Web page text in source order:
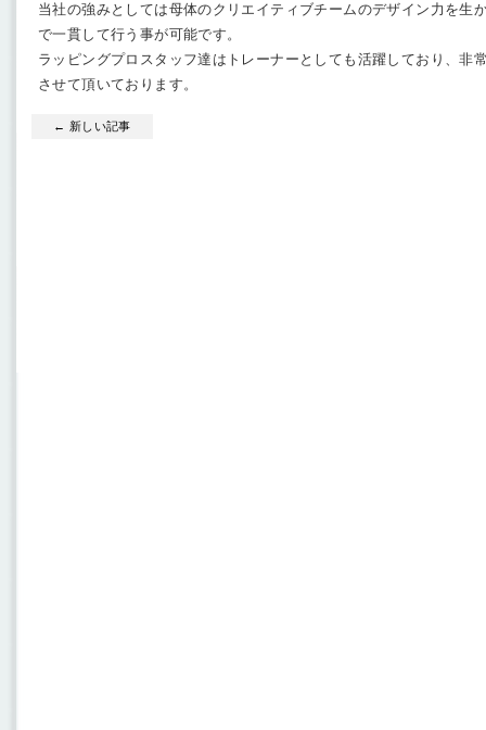
当社の強みとしては母体のクリエイティブチームのデザイン力を生
で一貫して行う事が可能です。
ラッピングプロスタッフ達はトレーナーとしても活躍しており、非
させて頂いております。
← 新しい記事